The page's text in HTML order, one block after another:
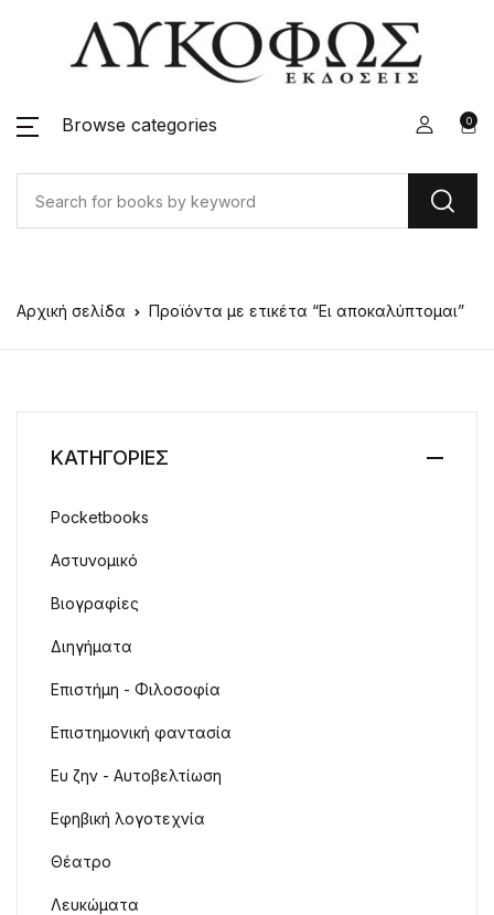
Browse categories 0
Αρχική σελίδα Προϊόντα με ετικέτα “Ει αποκαλύπτομαι”
ΚΑΤΗΓΟΡΙΕΣ
Pocketbooks
Αστυνομικό
Βιογραφίες
Διηγήματα
Επιστήμη - Φιλοσοφία
Επιστημονική φαντασία
Ευ ζην - Αυτοβελτίωση
Εφηβική λογοτεχνία
Θέατρο
Λευκώματα